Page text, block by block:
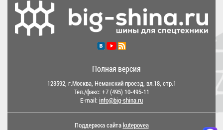
Полная версия
123592, г.Москва, Неманский проезд, вл.18, стр.1
Тел./факс:+7 (495) 10-495-11
E-mail:info@big-shina.ru
Поддержка сайтаkutepovea